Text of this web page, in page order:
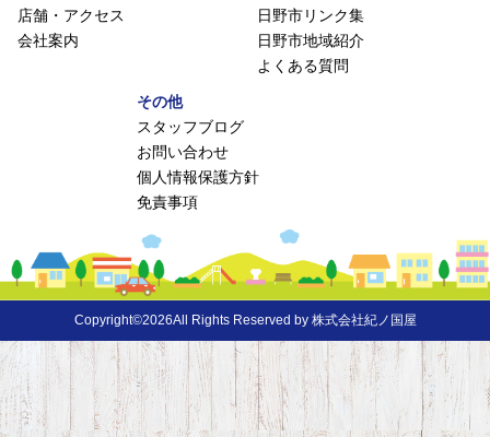
店舗・アクセス
会社案内
日野市リンク集
日野市地域紹介
よくある質問
その他
スタッフブログ
お問い合わせ
個人情報保護方針
免責事項
Copyright©2026All Rights Reserved by 株式会社紀ノ国屋